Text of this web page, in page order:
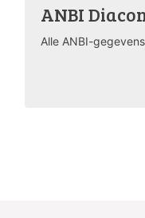
ANBI
Alle ANBI-